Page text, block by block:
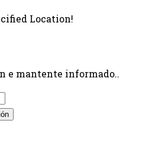
Location!
e mantente informado..